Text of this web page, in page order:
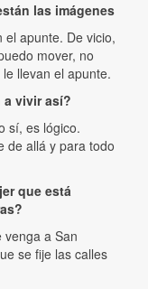
las imágenes
apunte. De vicio,
mover, no
llevan el apunte.
a vivir así?
sí, es lógico.
de allá y para todo
que está
venga a San
se fije las calles